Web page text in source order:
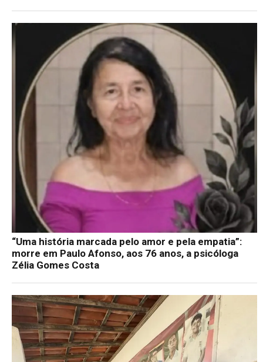
“Uma história marcada pelo amor e pela empatia”:
morre em Paulo Afonso, aos 76 anos, a psicóloga
Zélia Gomes Costa